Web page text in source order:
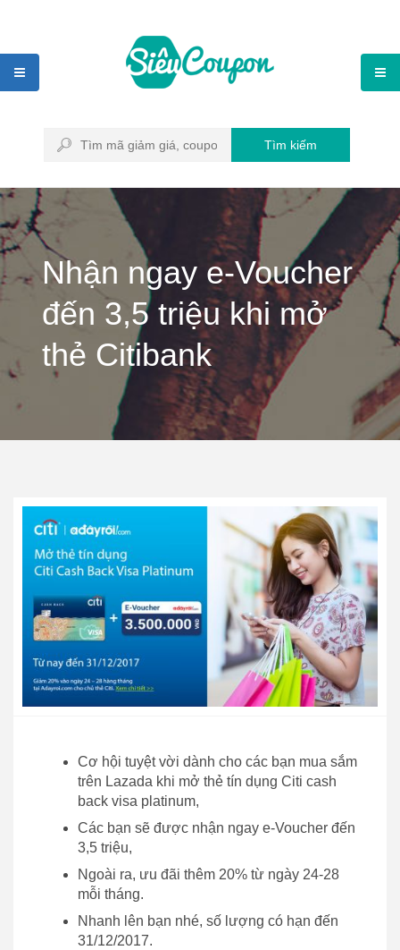
Tìm kiếm
Nhận ngay e-Voucher
đến 3,5 triệu khi mở
thẻ Citibank
Cơ hội tuyệt vời dành cho các bạn mua sắm
trên Lazada khi mở thẻ tín dụng Citi cash
back visa platinum,
Các bạn sẽ được nhận ngay e-Voucher đến
3,5 triệu,
Ngoài ra, ưu đãi thêm 20% từ ngày 24-28
mỗi tháng.
Nhanh lên bạn nhé, số lượng có hạn đến
31/12/2017.